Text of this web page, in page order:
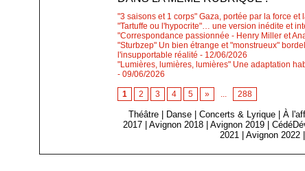
"3 saisons et 1 corps" Gaza, portée par la force
"Tartuffe ou l'hypocrite"… une version inédite et
"Correspondance passionnée - Henry Miller et
"Sturbzep" Un bien étrange et "monstrueux"
l'insupportable réalité - 12/06/2026
"Lumières, lumières, lumières" Une adaptation
- 09/06/2026
1 2 3 4 5 » ... 288
Théâtre Danse |Concerts & Lyrique |À
2017
|Avignon 2018 |Avignon 2019 |
2021
|Avignon 2022